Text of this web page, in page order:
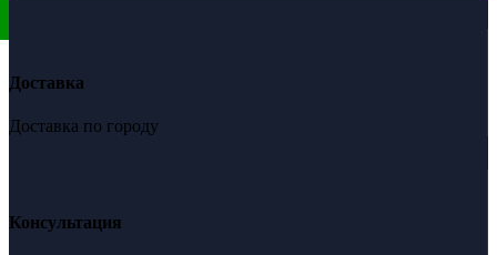
Доставка
Доставка по городу
Консультация